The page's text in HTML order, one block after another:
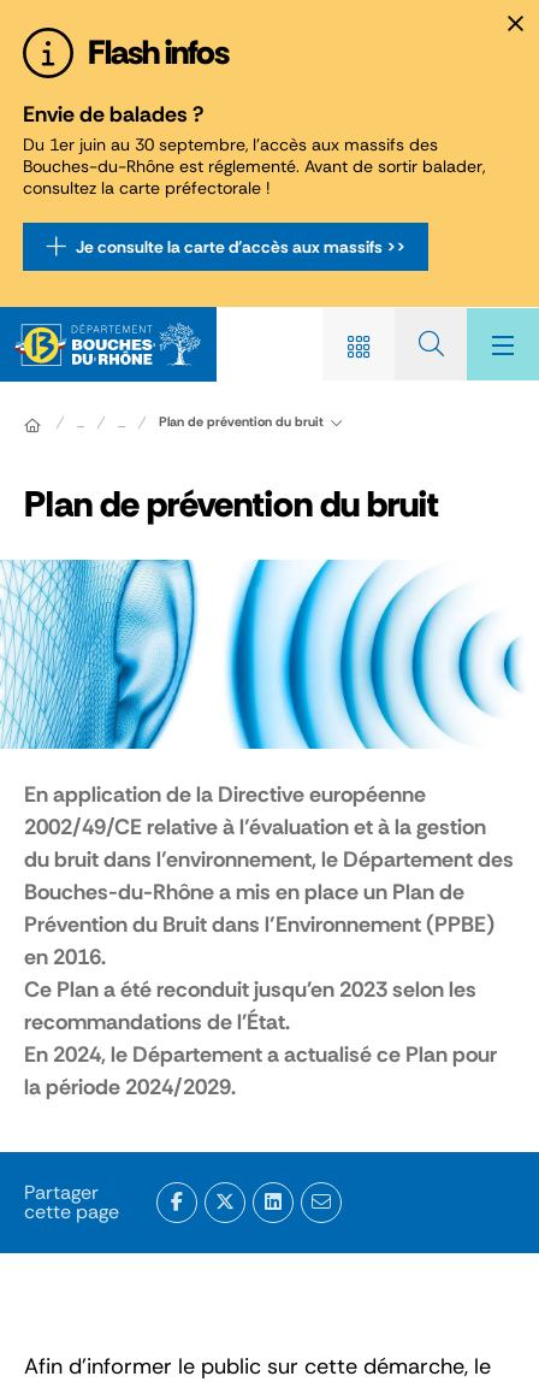
Flash infos
Envie de balades ?
Du 1er juin au 30 septembre, l'accès aux massifs des
Bouches-du-Rhône est réglementé. Avant de sortir balader,
consultez la carte préfectorale !
Je consulte la carte d'accès aux massifs >>
... ... Plan de prévention du bruit
Plan de prévention du bruit
En application de la Directive européenne
2002/49/CE relative à l’évaluation et à la gestion
du bruit dans l’environnement, le Département des
Bouches-du-Rhône a mis en place un Plan de
Prévention du Bruit dans l’Environnement (PPBE)
en 2016.
Ce Plan a été reconduit jusqu'en 2023 selon les
recommandations de l'État.
En 2024, le Département a actualisé ce Plan pour
la période 2024/2029.
Partager
cette page
Afin d’informer le public sur cette démarche, le